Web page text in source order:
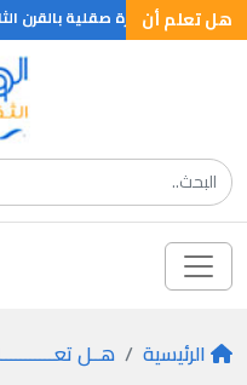
هل تعلم أن
في جزيرة صقلية بالقرن
الرئيسية هــل